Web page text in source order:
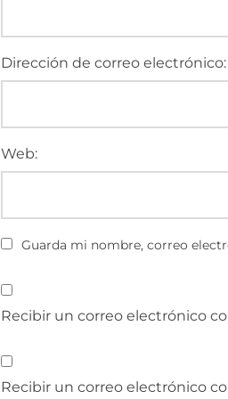
Dirección de correo electrónico:
Web:
Guarda mi nombre, correo
Recibir un correo electrónico
Recibir un correo electrónico